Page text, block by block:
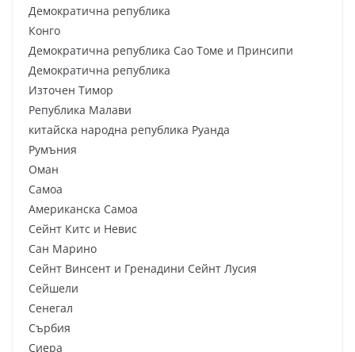
Демократична република
Конго
Демократична република Сао Томе и Принсипи
Демократична република
Източен Тимор
Република Малави
китайска народна република Руанда
Румъния
Оман
Самоа
Американска Самоа
Сейнт Китс и Невис
Сан Марино
Сейнт Винсент и Гренадини Сейнт Лусия
Сейшели
Сенегал
Сърбия
Сиера